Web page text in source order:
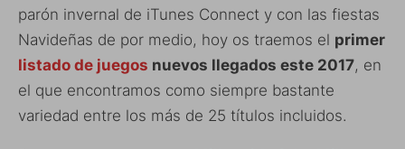
parón invernal de iTunes Connect y con las fiestas
Navideñas de por medio, hoy os traemos el primer
listado de juegos nuevos llegados este 2017, en
el que encontramos como siempre bastante
variedad entre los más de 25 títulos incluidos.